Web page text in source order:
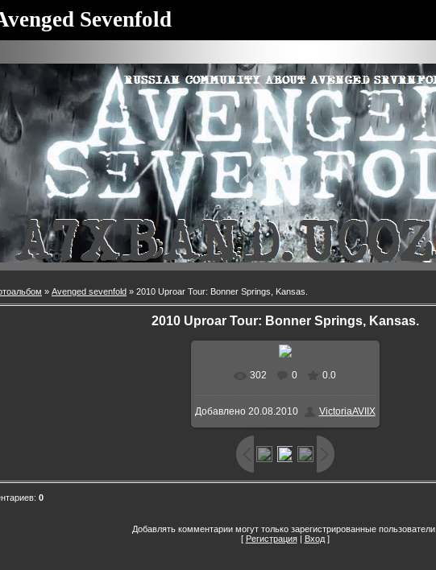
Sevenfold
» Avenged sevenfold » 2010 Uproar Tour: Bonner Springs, Kansas.
2010 Uproar Tour: Bonner Springs, Kansas.
В реальном размере 640x428
102.0Kb
302 0 0.0
Добавлено 20.08.2010 VictoriaAVIIX
: 0
Добавлять комментарии могут только зарегистрированные пользователи.
[ Регистрация| Вход]